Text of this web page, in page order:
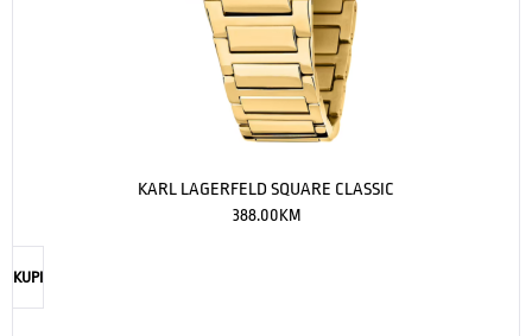
KARL LAGERFELD SQUARE CLASSIC
388.00KM
KUPI